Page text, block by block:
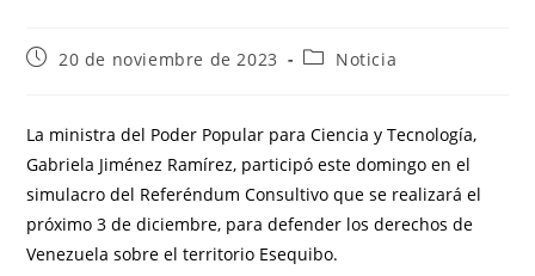
20 de noviembre de 2023 Noticia
La ministra del Poder Popular para Ciencia y Tecnología,
Gabriela Jiménez Ramírez, participó este domingo en el
simulacro del Referéndum Consultivo que se realizará el
próximo 3 de diciembre, para defender los derechos de
Venezuela sobre el territorio Esequibo.